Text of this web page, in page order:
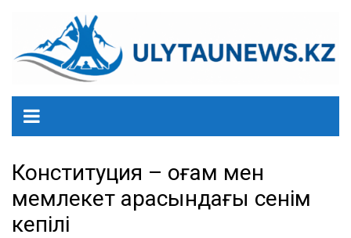
содержанию
Конституция – қоғам мен
мемлекет арасындағы сенім
кепілі